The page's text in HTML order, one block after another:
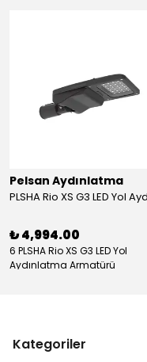
Pelsan Aydınlatma
₺ 4,994.00
6 PLSHA Rio XS G3 LED Yol
Aydınlatma Armatürü
Kategoriler